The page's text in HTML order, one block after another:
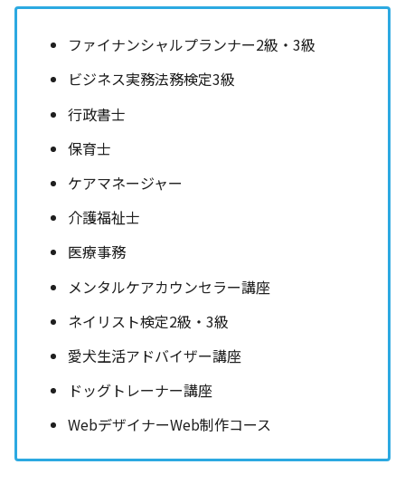
ファイナンシャルプランナー2級・3級
ビジネス実務法務検定3級
行政書士
保育士
ケアマネージャー
介護福祉士
医療事務
メンタルケアカウンセラー講座
ネイリスト検定2級・3級
愛犬生活アドバイザー講座
ドッグトレーナー講座
WebデザイナーWeb制作コース